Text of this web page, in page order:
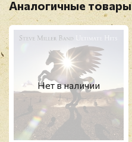
Аналогичные товары
Нет в наличии